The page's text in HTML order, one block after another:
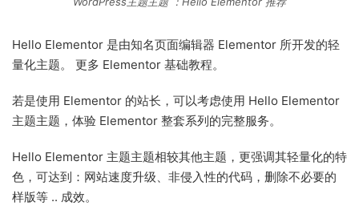
Hello Elementor 是由知名页面编辑器 Elementor 所开发的轻
量化主题。 更多 Elementor 基础教程。
若是使用 Elementor 的站长，可以考虑使用 Hello Elementor
主题主题，体验 Elementor 整套系列的完整服务。
Hello Elementor 主题主题相较其他主题，更强调其轻量化的特
色，可达到：网站速度升级、非侵入性的代码，删除不必要的
样版等 .. 成效。